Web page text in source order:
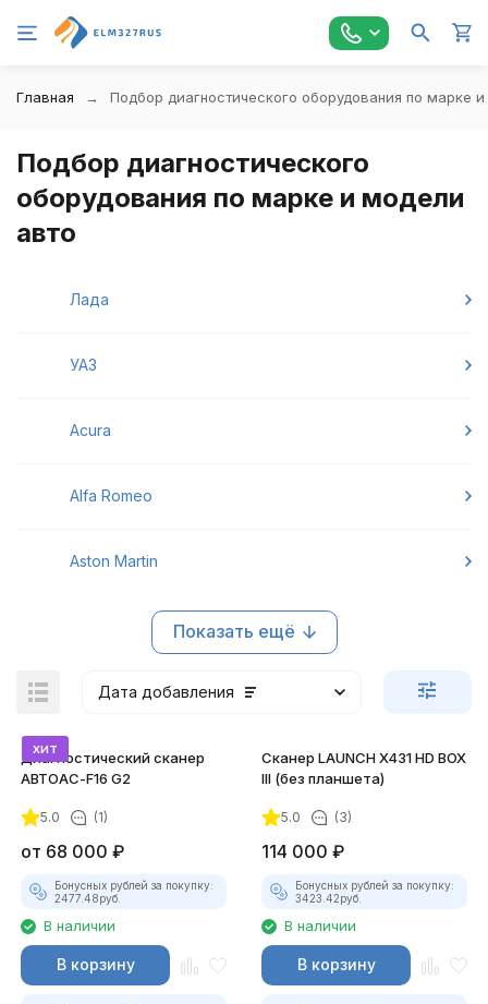
Главная Подбор диагностического оборудования по марке
Подбор диагностического
оборудования по марке и модели
авто
Лада
УАЗ
Acura
Alfa Romeo
Aston Martin
Показать ещё
Дата добавления
хит
Диагностический сканер
АВТОАС-F16 G2
5.0 (1)
от 68 000 ₽
Бонусных рублей за покупку:
2477.48руб.
В наличии
В корзину
Сканер LAUNCH X431 HD BOX
III (без планшета)
5.0 (3)
114 000 ₽
Бонусных рублей за покупку:
3423.42руб.
В наличии
В корзину